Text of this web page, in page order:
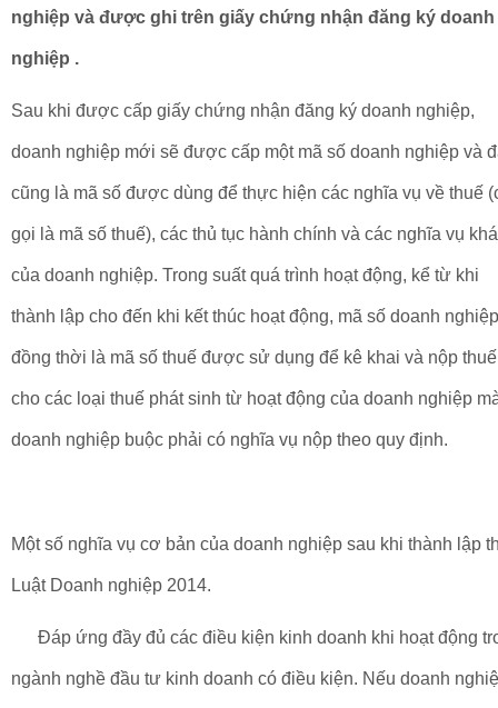
nghiệp và được ghi trên giấy chứng nhận đăng ký doanh
nghiệp .
Sau khi được cấp giấy chứng nhận đăng ký doanh nghiệp,
doanh nghiệp mới sẽ được cấp một mã số doanh nghiệp và
cũng là mã số được dùng để thực hiện các nghĩa vụ về thuế
gọi là mã số thuế), các thủ tục hành chính và các nghĩa vụ
của doanh nghiệp. Trong suất quá trình hoạt động, kể từ khi
thành lập cho đến khi kết thúc hoạt động, mã số doanh nghiệp
đồng thời là mã số thuế được sử dụng để kê khai và nộp thuế
cho các loại thuế phát sinh từ hoạt động của doanh nghiệp
doanh nghiệp buộc phải có nghĩa vụ nộp theo quy định.
Một số nghĩa vụ cơ bản của doanh nghiệp sau khi thành lập
Luật Doanh nghiệp 2014.
Đáp ứng đầy đủ các điều kiện kinh doanh khi hoạt động
ngành nghề đầu tư kinh doanh có điều kiện. Nếu doanh